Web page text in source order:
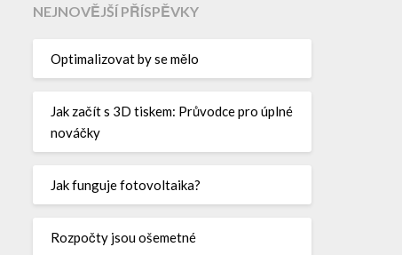
NEJNOVĚJŠÍ PŘÍSPĚVKY
Optimalizovat by se mělo
Jak začít s 3D tiskem: Průvodce pro úplné
nováčky
Jak funguje fotovoltaika?
Rozpočty jsou ošemetné